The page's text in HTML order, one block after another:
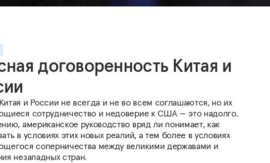
договоренность Китая и
и России не всегда и не во всем соглашаются, но их
сотрудничество и недоверие к США — это надолго.
американское руководство вряд ли понимает, как
в условиях этих новых реалий, а тем более в условиях
соперничества между великими державами и
незападных стран.